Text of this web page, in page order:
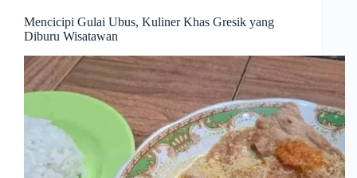
Mencicipi Gulai Ubus, Kuliner Khas Gresik yang
Diburu Wisatawan